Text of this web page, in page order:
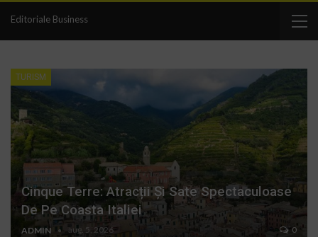
Editoriale Business
TURISM
Cinque Terre: Atracții Și Sate Spectaculoase
De Pe Coasta Italiei
ADMIN aug. 5, 2026 0